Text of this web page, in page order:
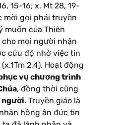
15-16; x. Mt 28, 19-
mời gọi phải truyền
muốn của Thiên
mọi người nhận
cứu độ nhờ việc tin
2,4). Hoạt động
vụ chương trình
, đồng thời cũng
người. Truyền giáo là
hồng ân đức tin